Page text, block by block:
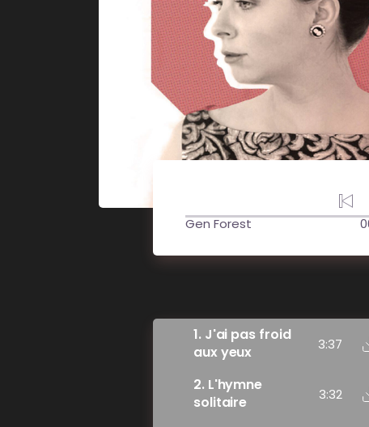
yeux
Gen Forest
1 J'ai pas froid
aux yeux
3:37
2 L'hymne
solitaire
3:32